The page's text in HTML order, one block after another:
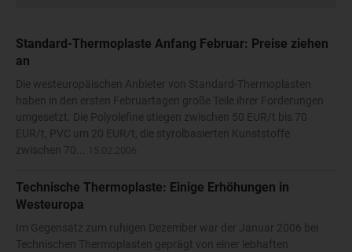
Standard-Thermoplaste Anfang Februar: Preise ziehen
an
Die westeuropäischen Anbieter von Standard-Thermoplasten
haben in den ersten Februartagen große Teile ihrer Forderungen
umgesetzt. Die Polyolefine stiegen zwischen 50 EUR/t bis 70
EUR/t, PVC um 20 EUR/t, die styrolbasierten Kunststoffe
zwischen 70...
Technische Thermoplaste: Einige Erhöhungen in
Westeuropa
Im Gegensatz zum ruhigen Dezember war der Januar 2006 bei
Technischen Thermoplasten geprägt von einer lebhaften